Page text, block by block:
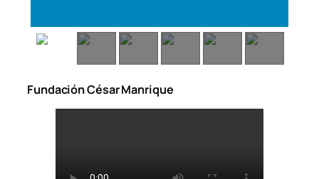
Fundación César Manrique